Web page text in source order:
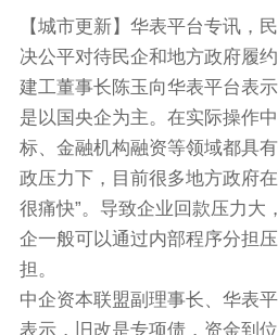
【城市更新】华表平台专讯，
决公平对待民企和地方政府履
建工董事长陈玉向华表平台表
是以国央企为主。在实际操作
标、金融机构融资等领域都具
政压力下，目前很多地方政府
很痛快”。导致企业回款压力大
企一般可以通过内部程序分担
担。
中企资本联盟副理事长、华表
表示，旧改是专项债，资金到